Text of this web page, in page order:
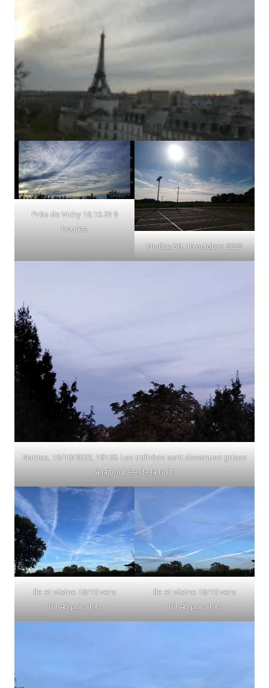
Près de Vichy 16.10.23 9
heures
Nivillac 56, 16 octobre 2023
Nantes, 16/10/2023, 19h20. Les traînées sont devenues grises
à la tombée de la nuit.
lle et vilaine 16/10 vers
18h45 puis 19h.
lle et vilaine 16/10 vers
18h45 puis 19h.